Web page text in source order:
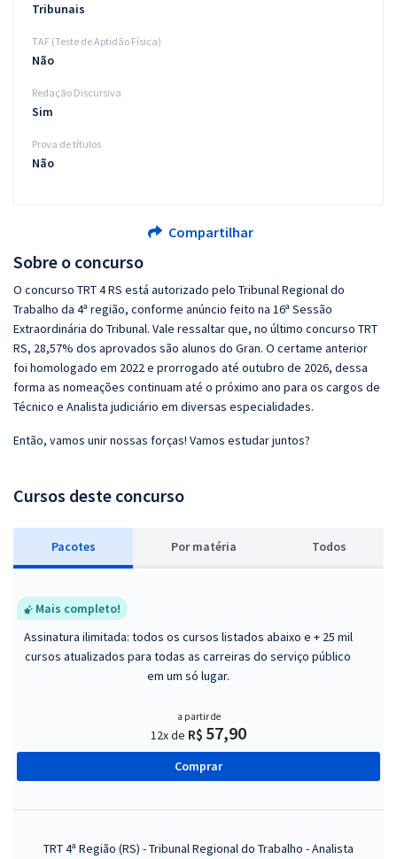
Sobre o concurso
O concurso TRT 4 RS está autorizado pelo Tribunal Regional do
Trabalho da 4ª região, conforme anúncio feito na 16ª Sessão
Extraordinária do Tribunal. Vale ressaltar que, no último concurso TRT
RS, 28,57% dos aprovados são alunos do Gran. O certame anterior
foi homologado em 2022 e prorrogado até outubro de 2026, dessa
forma as nomeações continuam até o próximo ano para os cargos de
Técnico e Analista judiciário em diversas especialidades.
Então, vamos unir nossas forças! Vamos estudar juntos?
Cursos deste concurso
Pacotes Por matéria Todos
Mais completo!
Assinatura ilimitada: todos os cursos listados abaixo e + 25 mil
cursos atualizados para todas as carreiras do serviço público
em um só lugar.
a partir de
12x de R$ 57,90
Comprar
TRT 4ª Região (RS) - Tribunal Regional do Trabalho - Analista
Tribunais
TAF (Teste de Aptidão Física)
Não
Redação Discursiva
Sim
Prova de títulos
Não
Compartilhar